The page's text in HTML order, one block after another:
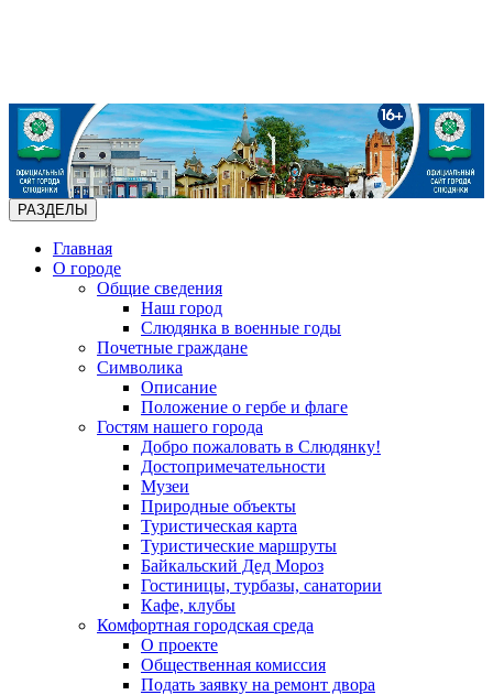
РАЗДЕЛЫ
Главная
О городе
Общие сведения
Наш город
Слюдянка в военные годы
Почетные граждане
Символика
Описание
Положение о гербе и флаге
Гостям нашего города
Добро пожаловать в Слюдянку!
Достопримечательности
Музеи
Природные объекты
Туристическая карта
Туристические маршруты
Байкальский Дед Мороз
Гостиницы, турбазы, санатории
Кафе, клубы
Комфортная городская среда
О проекте
Общественная комиссия
Подать заявку на ремонт двора